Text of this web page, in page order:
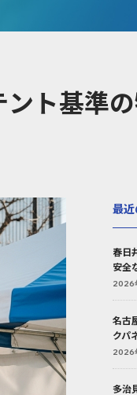
ト基準
最
春日
安全
2026
名古
クパ
2026
多治